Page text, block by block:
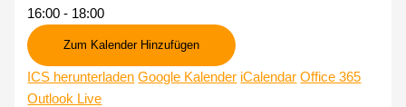
16:00 - 18:00
Zum Kalender Hinzufügen
ICS herunterladen Google Kalender iCalendar Office 365
Outlook Live